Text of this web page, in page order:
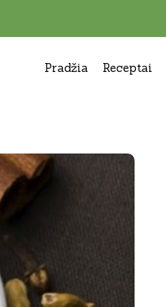
Pradžia Receptai